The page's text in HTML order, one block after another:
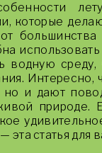
которые
водную среду,
Интересно,
и дают
природе.
статья для